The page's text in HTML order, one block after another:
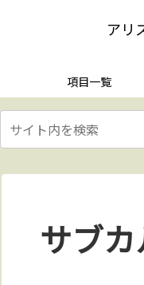
アリ
項目一覧
サブ